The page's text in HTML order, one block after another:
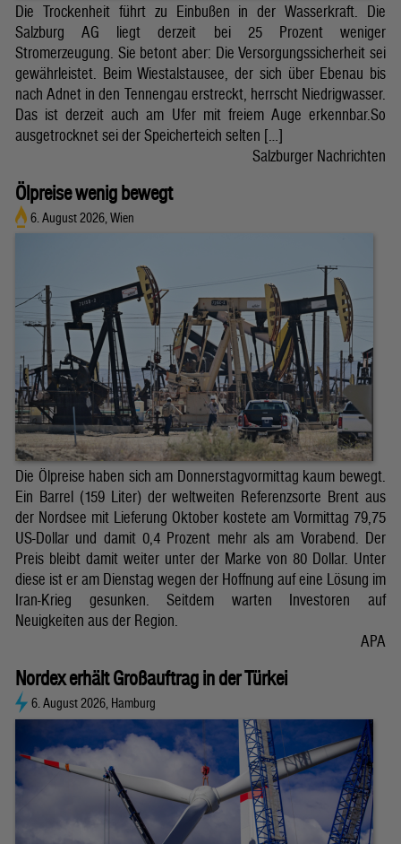
Die Trockenheit führt zu Einbußen in der Wasserkraft. Die
Salzburg AG liegt derzeit bei 25 Prozent weniger
Stromerzeugung. Sie betont aber: Die Versorgungssicherheit sei
gewährleistet. Beim Wiestalstausee, der sich über Ebenau bis
nach Adnet in den Tennengau erstreckt, herrscht Niedrigwasser.
Das ist derzeit auch am Ufer mit freiem Auge erkennbar.So
ausgetrocknet sei der Speicherteich selten […]
Salzburger Nachrichten
Ölpreise wenig bewegt
6. August 2026, Wien
Die Ölpreise haben sich am Donnerstagvormittag kaum bewegt.
Ein Barrel (159 Liter) der weltweiten Referenzsorte Brent aus
der Nordsee mit Lieferung Oktober kostete am Vormittag 79,75
US-Dollar und damit 0,4 Prozent mehr als am Vorabend. Der
Preis bleibt damit weiter unter der Marke von 80 Dollar. Unter
diese ist er am Dienstag wegen der Hoffnung auf eine Lösung im
Iran-Krieg gesunken. Seitdem warten Investoren auf
Neuigkeiten aus der Region.
APA
Nordex erhält Großauftrag in der Türkei
6. August 2026, Hamburg